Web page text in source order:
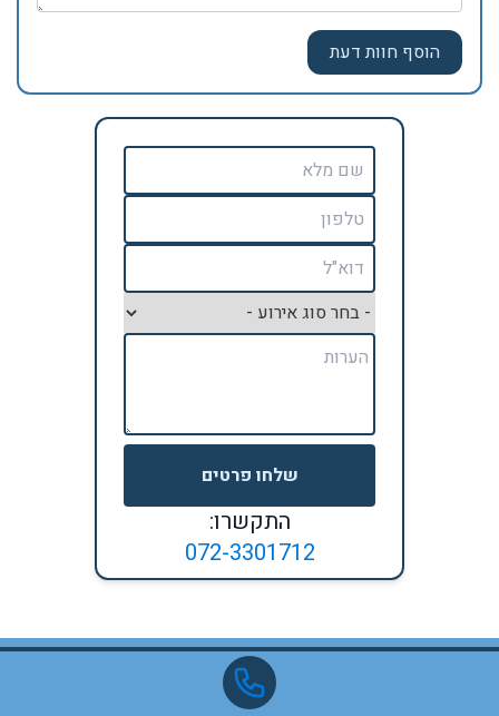
שלחו פרטים
התקשרו:
072-3301712
כל הזכויות שמורות לאתר בר בת מצווה